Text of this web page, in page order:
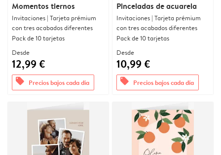
Momentos tiernos
Invitaciones | Tarjeta prémium
con tres acabados diferentes
Pack de 10 tarjetas
Desde
12,99 €
offers Precios bajos cada día
Pinceladas de acuarela
Invitaciones | Tarjeta prémium
con tres acabados diferentes
Pack de 10 tarjetas
Desde
10,99 €
offers Precios bajos cada día